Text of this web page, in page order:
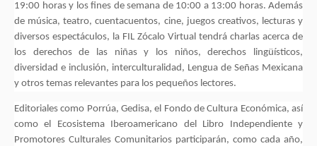
19:00 horas y los fines de semana de 10:00 a 13:00 horas. Además
de música, teatro, cuentacuentos, cine, juegos creativos, lecturas y
diversos espectáculos, la FIL Zócalo Virtual tendrá charlas acerca de
los derechos de las niñas y los niños, derechos lingüísticos,
diversidad e inclusión, interculturalidad, Lengua de Señas Mexicana
y otros temas relevantes para los pequeños lectores.
Editoriales como Porrúa, Gedisa, el Fondo de Cultura Económica, así
como el Ecosistema Iberoamericano del Libro Independiente y
Promotores Culturales Comunitarios participarán, como cada año,